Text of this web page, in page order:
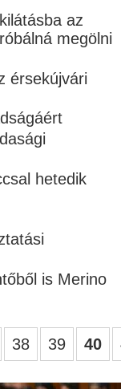
az
megölni
érsekújvári
hetedik
is Merino
38 39 40